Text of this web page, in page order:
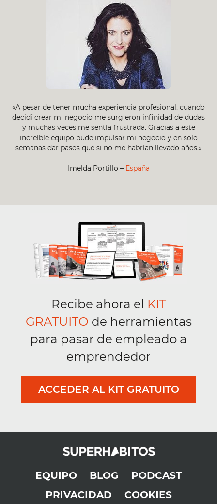
«A pesar de tener mucha experiencia profesional, cuando
decidí crear mi negocio me surgieron infinidad de dudas
y muchas veces me sentía frustrada. Gracias a este
increíble equipo pude impulsar mi negocio y en solo
semanas dar pasos que si no me habrían llevado años.»
Imelda Portillo – España
Recibe ahora el KIT
GRATUITO de herramientas
para pasar de empleado a
emprendedor
ACCEDER AL KIT GRATUITO
EQUIPO BLOG
PODCAST
PRIVACIDAD
COOKIES